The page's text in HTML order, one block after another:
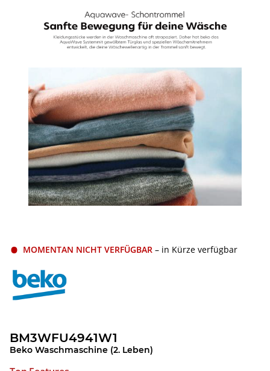
MOMENTAN NICHT VERFÜGBAR – in Kürze verfügbar
BM3WFU4941W1
Beko Waschmaschine (2. Leben)